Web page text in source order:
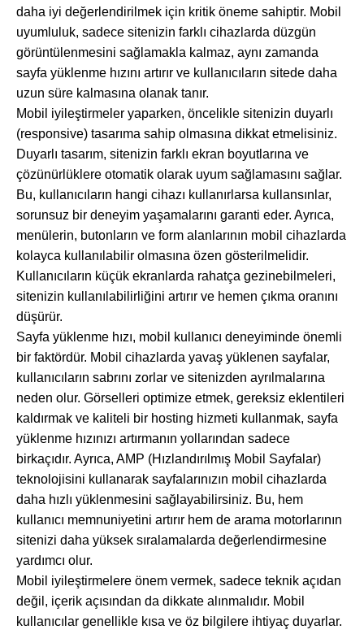
daha iyi değerlendirilmek için kritik öneme sahiptir. Mobil
uyumluluk, sadece sitenizin farklı cihazlarda düzgün
görüntülenmesini sağlamakla kalmaz, aynı zamanda
sayfa yüklenme hızını artırır ve kullanıcıların sitede daha
uzun süre kalmasına olanak tanır.
Mobil iyileştirmeler yaparken, öncelikle sitenizin duyarlı
(responsive) tasarıma sahip olmasına dikkat etmelisiniz.
Duyarlı tasarım, sitenizin farklı ekran boyutlarına ve
çözünürlüklere otomatik olarak uyum sağlamasını sağlar.
Bu, kullanıcıların hangi cihazı kullanırlarsa kullansınlar,
sorunsuz bir deneyim yaşamalarını garanti eder. Ayrıca,
menülerin, butonların ve form alanlarının mobil cihazlarda
kolayca kullanılabilir olmasına özen gösterilmelidir.
Kullanıcıların küçük ekranlarda rahatça gezinebilmeleri,
sitenizin kullanılabilirliğini artırır ve hemen çıkma oranını
düşürür.
Sayfa yüklenme hızı, mobil kullanıcı deneyiminde önemli
bir faktördür. Mobil cihazlarda yavaş yüklenen sayfalar,
kullanıcıların sabrını zorlar ve sitenizden ayrılmalarına
neden olur. Görselleri optimize etmek, gereksiz eklentileri
kaldırmak ve kaliteli bir hosting hizmeti kullanmak, sayfa
yüklenme hızınızı artırmanın yollarından sadece
birkaçıdır. Ayrıca, AMP (Hızlandırılmış Mobil Sayfalar)
teknolojisini kullanarak sayfalarınızın mobil cihazlarda
daha hızlı yüklenmesini sağlayabilirsiniz. Bu, hem
kullanıcı memnuniyetini artırır hem de arama motorlarının
sitenizi daha yüksek sıralamalarda değerlendirmesine
yardımcı olur.
Mobil iyileştirmelere önem vermek, sadece teknik açıdan
değil, içerik açısından da dikkate alınmalıdır. Mobil
kullanıcılar genellikle kısa ve öz bilgilere ihtiyaç duyarlar.